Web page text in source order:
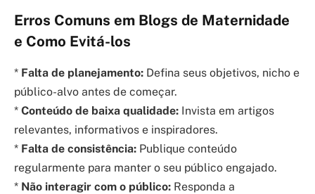
Erros Comuns em Blogs de Maternidade
e Como Evitá-los
* Falta de planejamento: Defina seus objetivos, nicho e
público-alvo antes de começar.
* Conteúdo de baixa qualidade: Invista em artigos
relevantes, informativos e inspiradores.
* Falta de consistência: Publique conteúdo
regularmente para manter o seu público engajado.
* Não interagir com o público: Responda a